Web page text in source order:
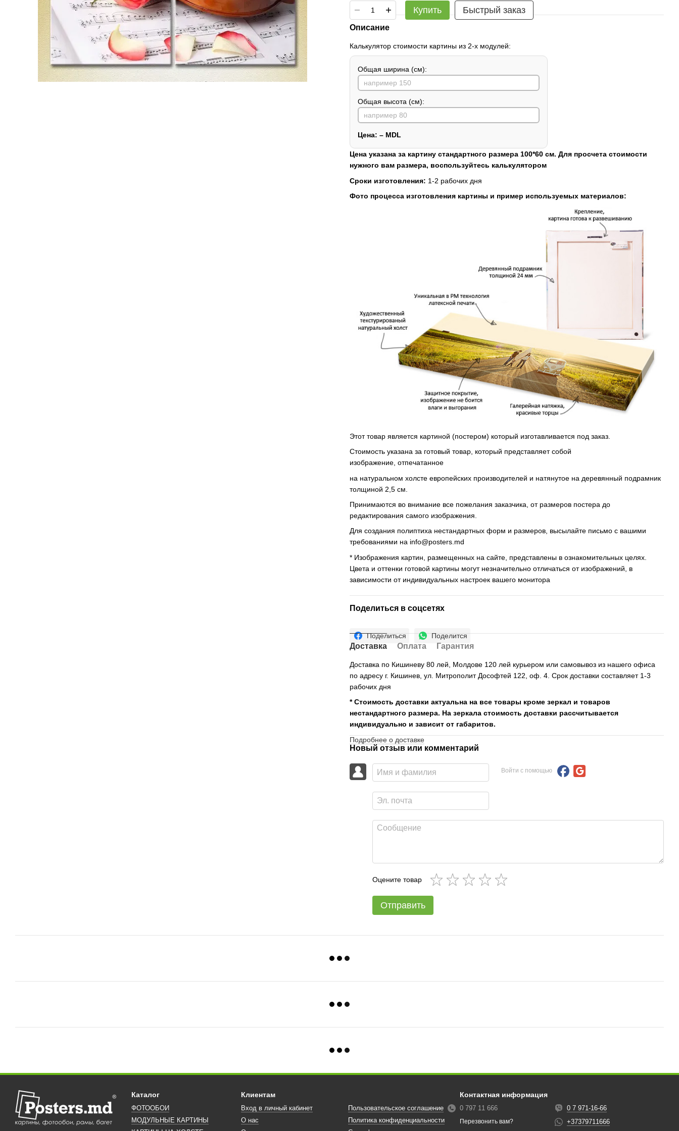
Купить Быстрый заказ
Описание
Калькулятор стоимости картины из 2-х модулей:
Общая ширина (см):
Общая высота (см):
Цена: – MDL
Цена указана за картину стандартного размера 100*60 см. Для просчета стоимости
нужного вам размера, воспользуйтесь калькулятором
Сроки изготовления: 1-2 рабочих дня
Фото процесса изготовления картины и пример используемых материалов:
Этот товар является картиной (постером) который изготавливается под заказ.
Стоимость указана за готовый товар, который представляет собой
изображение, отпечатанное
на натуральном холсте европейских производителей и натянутое на деревянный подрамник
толщиной 2,5 см.
Принимаются во внимание все пожелания заказчика, от размеров постера до
редактирования самого изображения.
Для создания полиптиха нестандартных форм и размеров, высылайте письмо c вашими
требованиями на info@posters.md
* Изображения картин, размещенных на сайте, представлены в ознакомительных целях.
Цвета и оттенки готовой картины могут незначительно отличаться от изображений, в
зависимости от индивидуальных настроек вашего монитора
Поделиться в соцсетях
Поделиться Поделится
Доставка Оплата Гарантия
Доставка по Кишиневу 80 лей, Молдове 120 лей курьером или самовывоз из нашего офиса
по адресу г. Кишинев, ул. Митрополит Дософтей 122, оф. 4. Срок доставки составляет 1-3
рабочих дня
* Стоимость доставки актуальна на все товары кроме зеркал и товаров
нестандартного размера. На зеркала стоимость доставки рассчитывается
индивидуально и зависит от габаритов.
Подробнее о доставке
Новый отзыв или комментарий
Войти с помощью
Оцените товар
Отправить
Каталог
ФОТООБОИ
МОДУЛЬНЫЕ КАРТИНЫ
Клиентам
Вход в личный кабинет
О нас
Пользовательское соглашение
Политика конфиденциальности
Контактная информация
0 797 11 666
Перезвонить вам?
0 7 971-16-66
+37379711666